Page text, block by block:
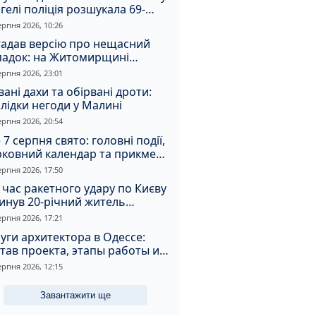
поліція розшукала 69-
зловмисника
2026, 10:26
версію про нещасний
на Житомирщині
чоловіка за вбивство
2026, 23:01
дахи та обірвані дроти:
негоди у Малині
2026, 20:54
серпня свято: головні події,
календар та прикмети
2026, 17:50
час ракетного удару по Києву
20-річний житель
2026, 17:21
архитектора в Одессе:
проекта, этапы работы и
2026, 12:15
Завантажити ще